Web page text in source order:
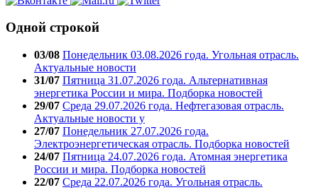
Одной строкой
03/08 Понедельник 03.08.2026 года. Угольная отрасль.
Актуальные новости
31/07 Пятница 31.07.2026 года. Альтернативная
энергетика России и мира. Подборка новостей
29/07 Среда 29.07.2026 года. Нефтегазовая отрасль.
Актуальные новости у
27/07 Понедельник 27.07.2026 года.
Электроэнергетическая отрасль. Подборка новостей
24/07 Пятница 24.07.2026 года. Атомная энергетика
России и мира. Подборка новостей
22/07 Среда 22.07.2026 года. Угольная отрасль.